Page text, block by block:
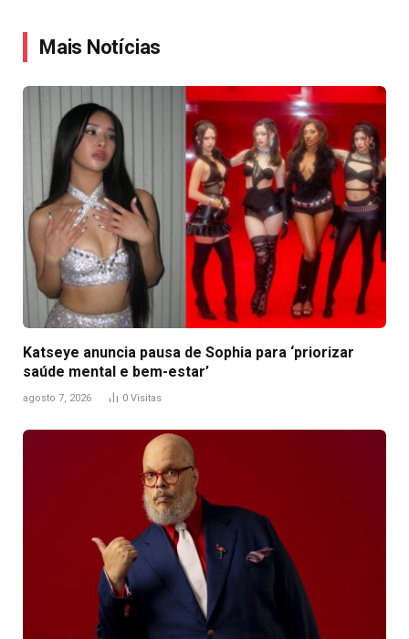
Mais Notícias
Katseye anuncia pausa de Sophia para ‘priorizar
saúde mental e bem-estar’
agosto 7, 2026 0 Visitas